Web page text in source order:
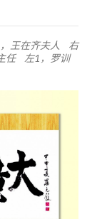
王在齐夫人 右
任 左1，罗训